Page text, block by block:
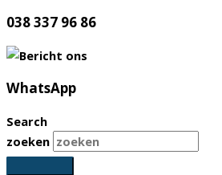
038 337 96 86
WhatsApp
Search
zoeken